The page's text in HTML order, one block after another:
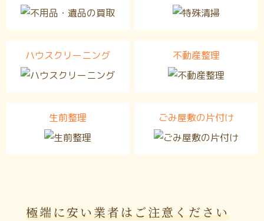
ハウスクリーニング 不動産整理
生前整理 ごみ屋敷の片付け
極端に安い業者は ご注意ください